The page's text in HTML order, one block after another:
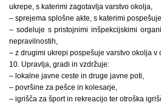
ukrepe, s katerimi zagotavlja varstvo okolja,
– sprejema splošne akte, s katerimi
– sodeluje s pristojnimi inšpekcijskimi
nepravilnostih,
– z drugimi ukrepi pospešuje varstvo okolja v
10. Upravlja, gradi in vzdržuje:
– lokalne javne ceste in druge javne poti,
– površine za pešce in kolesarje,
– igrišča za šport in rekreacijo ter otroška